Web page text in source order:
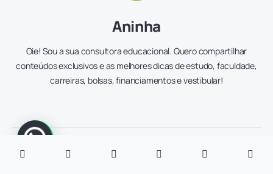
Aninha
Oie! Sou a sua consultora educacional. Quero compartilhar
conteúdos exclusivos e as melhores dicas de estudo, faculdade,
carreiras, bolsas, financiamentos e vestibular!